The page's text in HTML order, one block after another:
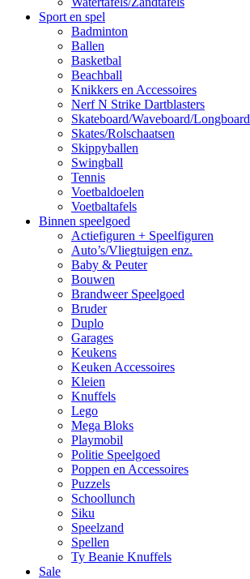
Sport en spel
Badminton
Ballen
Basketbal
Beachball
Knikkers en Accessoires
Nerf N Strike Dartblasters
Skateboard/Waveboard/Longboard
Skates/Rolschaatsen
Skippyballen
Swingball
Tennis
Voetbaldoelen
Voetbaltafels
Binnen speelgoed
Actiefiguren + Speelfiguren
Auto’s/Vliegtuigen enz.
Baby & Peuter
Bouwen
Brandweer Speelgoed
Bruder
Duplo
Garages
Keukens
Keuken Accessoires
Kleien
Knuffels
Lego
Mega Bloks
Playmobil
Politie Speelgoed
Poppen en Accessoires
Puzzels
Schoollunch
Siku
Speelzand
Spellen
Ty Beanie Knuffels
Sale